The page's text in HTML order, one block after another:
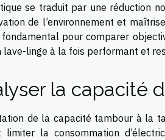
se traduit par une réduction
de l’environnement et
pour comparer
lave-linge à la fois performant et
la capacité
de la capacité tambour à la
limiter la consommation